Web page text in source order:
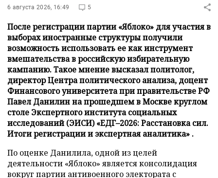
6 августа 2026, 16:49 5
После регистрации партии «Яблоко» для участия в
выборах иностранные структуры получили
возможность использовать ее как инструмент
вмешательства в российскую избирательную
кампанию. Такое мнение высказал политолог,
директор Центра политического анализа, доцент
Финансового университета при правительстве РФ
Павел Данилин на прошедшем в Москве круглом
столе Экспертного института социальных
исследований (ЭИСИ) «ЕДГ–2026: Расстановка сил.
Итоги регистрации и экспертная аналитика» .
По оценке Данилила, одной из целей
деятельности «Яблоко» является консолидация
вокруг партии антивоенного электората с